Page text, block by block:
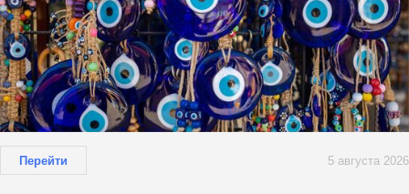
Перейти 5 августа 2026